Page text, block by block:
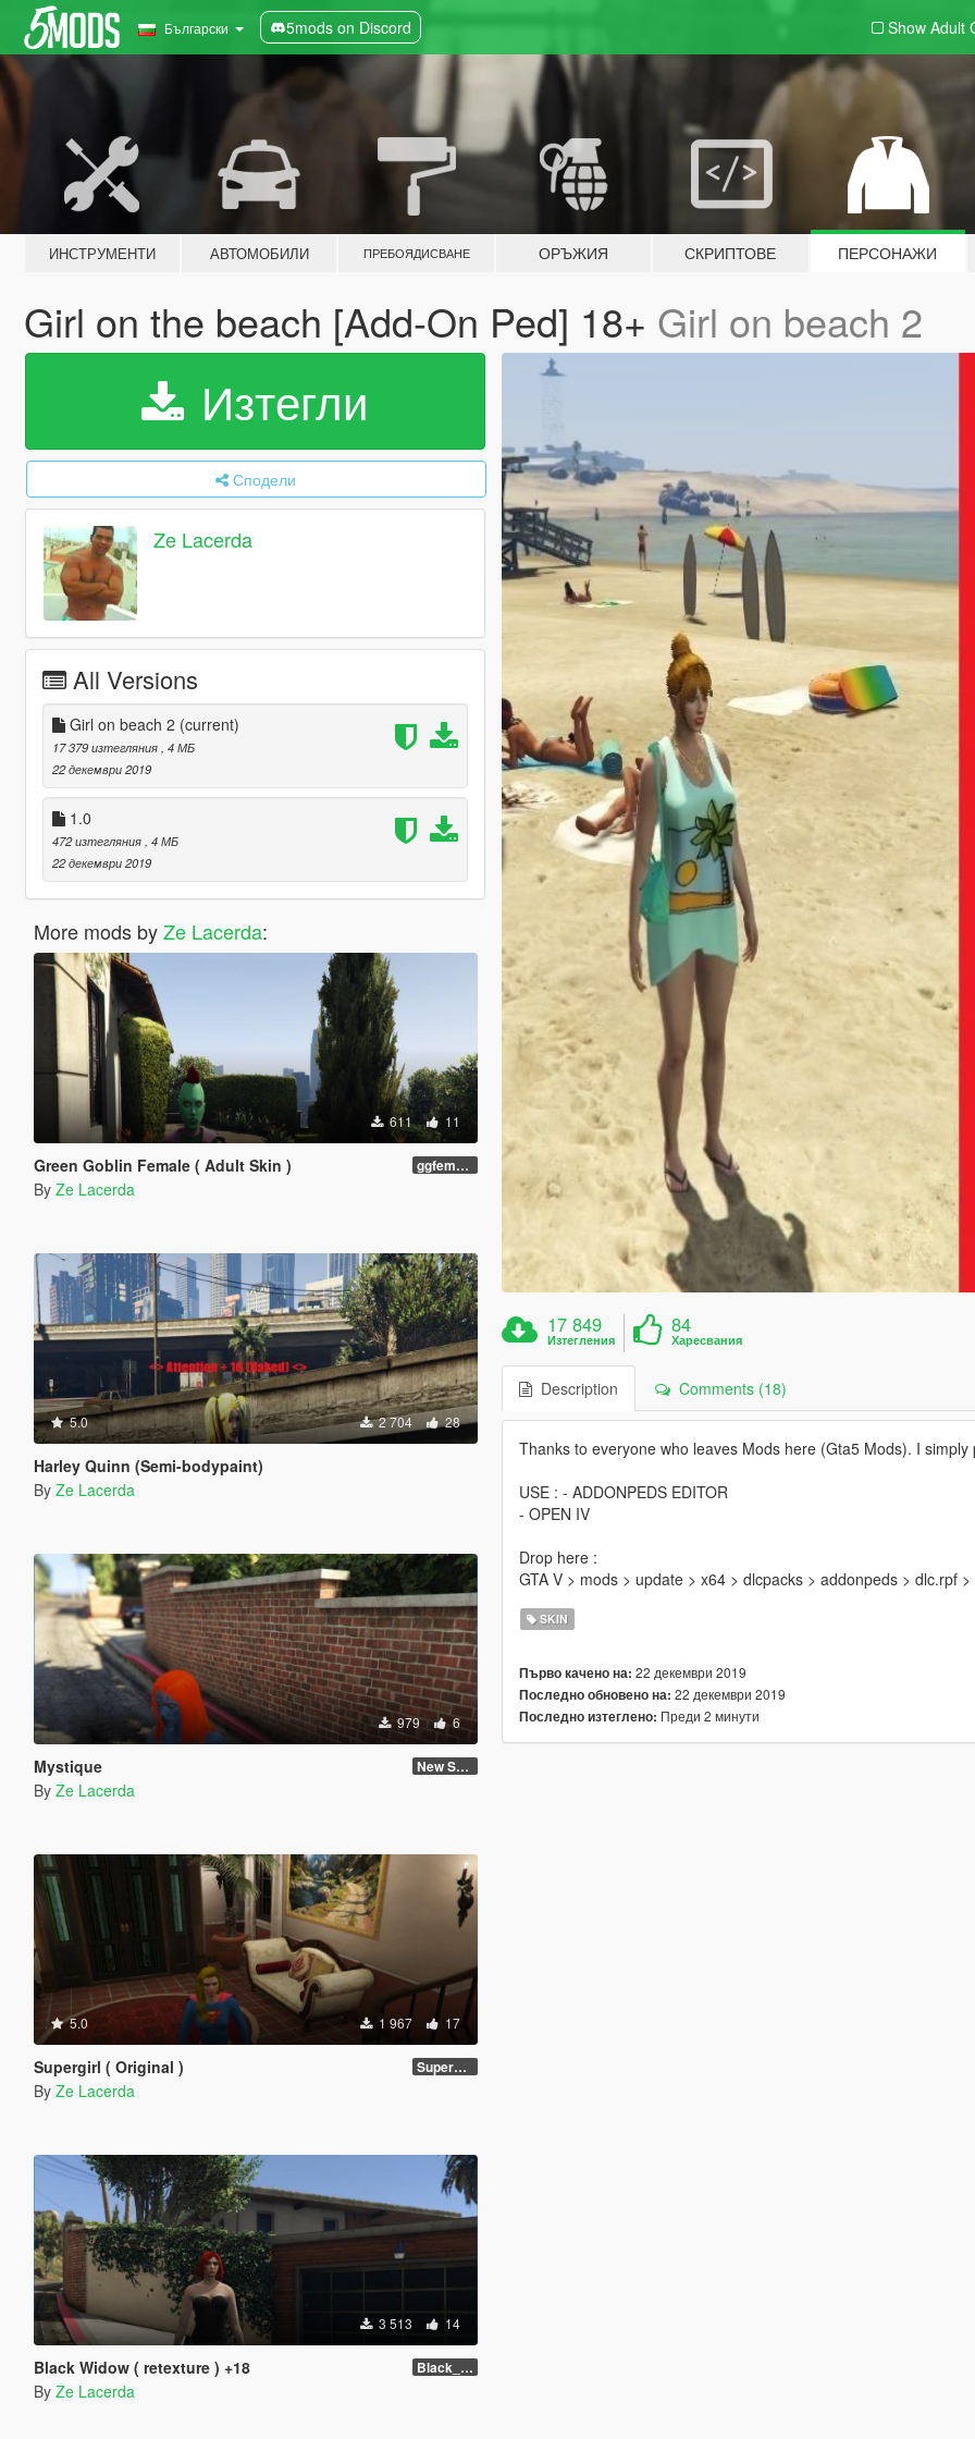
Български 5mods on Discord Show Adult
ИНСТРУМЕНТИ АВТОМОБИЛИ ПРЕБОЯДИСВАНЕ ОРЪЖИЯ СКРИПТОВЕ ПЕРСОНАЖИ
Girl on the beach [Add-On Ped] 18+ Girl on beach 2
Изтегли
Сподели
Ze Lacerda
All Versions
Girl on beach 2 (current)
17 379 изтегляния , 4 МБ
22 декември 2019
1.0
472 изтегляния , 4 МБ
22 декември 2019
More mods byZe Lacerda:
611 11
Green Goblin Female ( Adult Skin ) ggfemale01
By Ze Lacerda
5.0 2 704 28
Harley Quinn (Semi-bodypaint)
By Ze Lacerda
979 6
Mystique New Skin
By Ze Lacerda
5.0 1 967 17
Supergirl ( Original ) Supergirl Original suit
By Ze Lacerda
3 513 14
Black Widow ( retexture ) +18 Black_Widow ( Retexture ) Attention +18
By Ze Lacerda
17 849
Изтегления
84
Харесвания
Description Comments (18)
Thanks to everyone who leaves Mods here (Gta5 Mods). I
USE : - ADDONPEDS EDITOR
- OPEN IV
Drop here :
GTA V > mods > update > x64 > dlcpacks > addonpeds > dlc.rpf
SKIN
Първо качено на: 22 декември 2019
Последно обновено на: 22 декември 2019
Последно изтеглено: Преди 2 минути